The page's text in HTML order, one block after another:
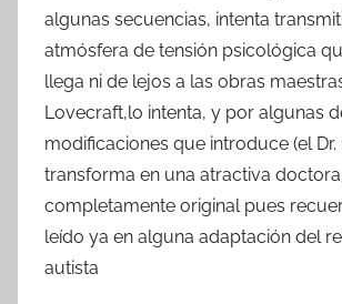
algunas secuencias, intenta
atmósfera de tensión psicológica
llega ni de lejos a las obras
Lovecraft,lo intenta, y por algunas
modificaciones que introduce (el Dr.
transforma en una atractiva
completamente original pues
leído ya en alguna adaptación del
autista